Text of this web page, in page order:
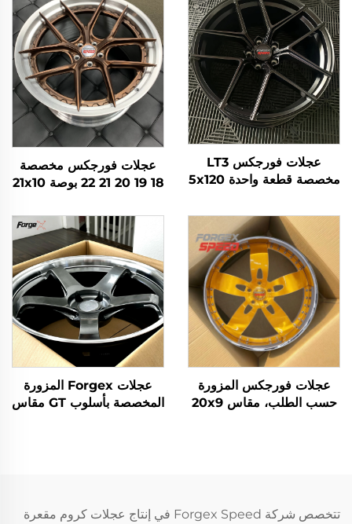
عجلات فورجكس LT3
مخصصة قطعة واحدة 5x120
مُForged ذات تجويف عميق
لسيارات بي إم دبليو M2 M3
F80 أودي مرسيدس AMG
بورشه
عجلات فورجكس مخصصة
18 19 20 21 22 بوصة 21x10
التقوس، عجلات مزورة من
قطعتين لـ BMW M3 M4
G80 AMG C63 Audi
RS5 911
عجلات فورجكس المزورة
حسب الطلب، مقاس 20x9
عجلات Forgex المزورة
المخصصة بأسلوب GT مقاس
تتخصص شركة Forgex Speed في إنتاج عجلات كروم مقعرة